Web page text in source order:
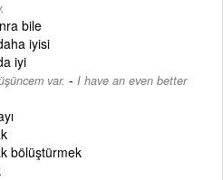
bile
iyisi
iyi
var. - I have an even better
bölüştürmek